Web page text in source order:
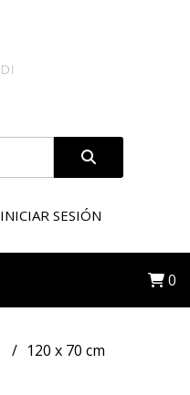
INICIAR SESIÓN
0
120 x 70 cm